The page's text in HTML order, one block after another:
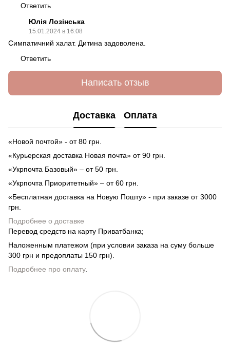
Ответить
Юлія Лозінська
15.01.2024 в 16:08
Симпатичний халат. Дитина задоволена.
Ответить
Написать отзыв
Доставка Оплата
«Новой почтой» - от 80 грн.
«Курьерская доставка Новая почта» от 90 грн.
«Укрпочта Базовый» – от 50 грн.
«Укрпочта Приоритетный» – от 60 грн.
«Бесплатная доставка на Новую Пошту» - при заказе от 3000
грн.
Подробнее о доставке
Перевод средств на карту Приватбанка;
Наложенным платежом (при условии заказа на суму больше
300 грн и предоплаты 150 грн).
Подробнее про оплату.